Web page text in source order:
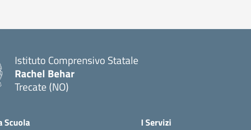
Istituto Comprensivo Statale
Rachel Behar
Trecate (NO)
Scuola I Servizi